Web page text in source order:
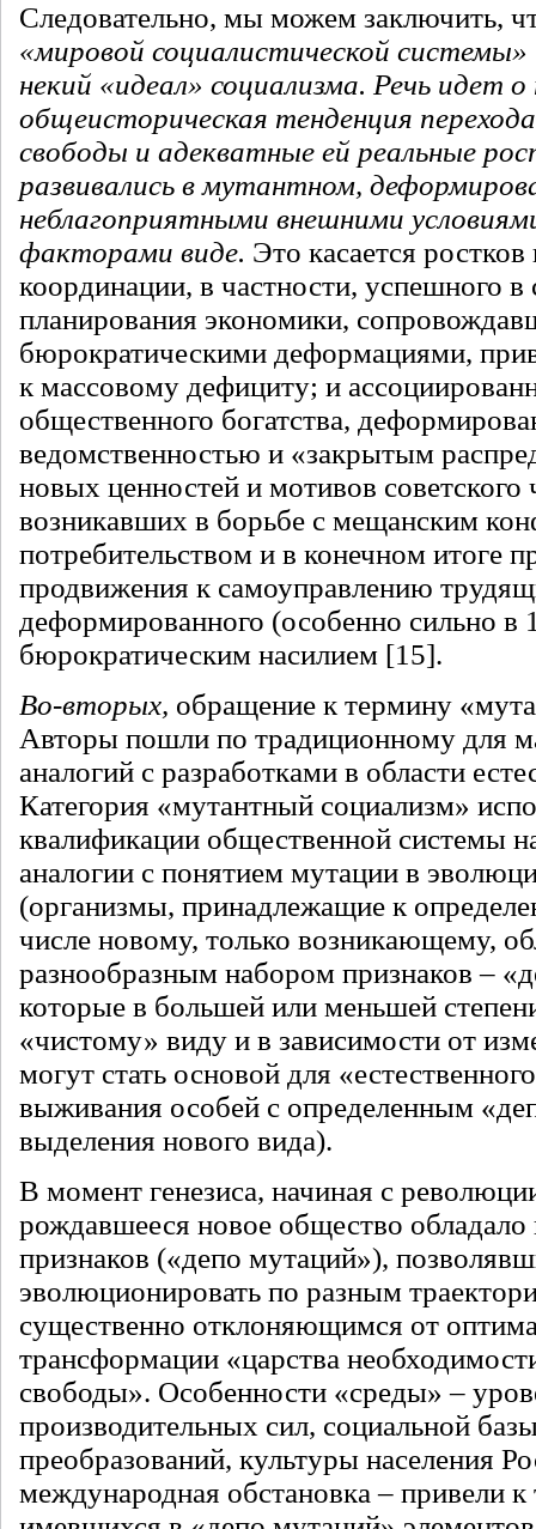
Следовательно, мы можем заключить,
«мировой социалистической
некий «идеал» социализма. Речь идет
общеисторическая тенденция
свободы и адекватные ей реальные
развивались в мутантном,
неблагоприятными внешними
факторами виде. Это касается
координации, в частности, успешного в
планирования экономики,
бюрократическими деформациями,
к массовому дефициту; и
общественного богатства,
ведомственностью и «закрытым
новых ценностей и мотивов советского
возникавших в борьбе с мещанским
потребительством и в конечном итоге
продвижения к самоуправлению
деформированного (особенно сильно в
бюрократическим насилием [15].
Во-вторых, обращение к термину
Авторы пошли по традиционному для
аналогий с разработками в области
Категория «мутантный социализм»
квалификации общественной системы
аналогии с понятием мутации в
(организмы, принадлежащие к
числе новому, только возникающему,
разнообразным набором признаков –
которые в большей или меньшей
«чистому» виду и в зависимости от
могут стать основой для
выживания особей с определенным
выделения нового вида).
В момент генезиса, начиная с
рождавшееся новое общество
признаков («депо мутаций»),
эволюционировать по разным
существенно отклоняющимся от
трансформации «царства
свободы». Особенности «среды» –
производительных сил, социальной
преобразований, культуры населения
международная обстановка – привели к